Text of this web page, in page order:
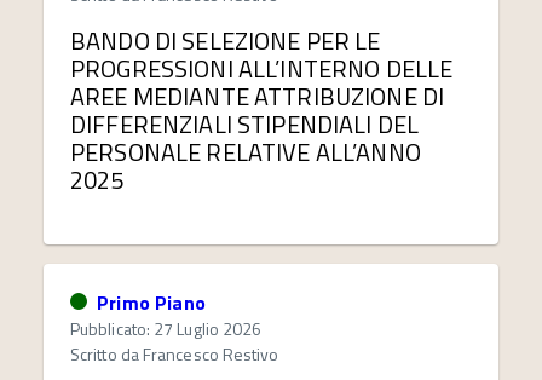
BANDO DI SELEZIONE PER LE
PROGRESSIONI ALL’INTERNO DELLE
AREE MEDIANTE ATTRIBUZIONE DI
DIFFERENZIALI STIPENDIALI DEL
PERSONALE RELATIVE ALL’ANNO
2025
Primo Piano
Pubblicato: 27 Luglio 2026
Scritto daFrancesco Restivo